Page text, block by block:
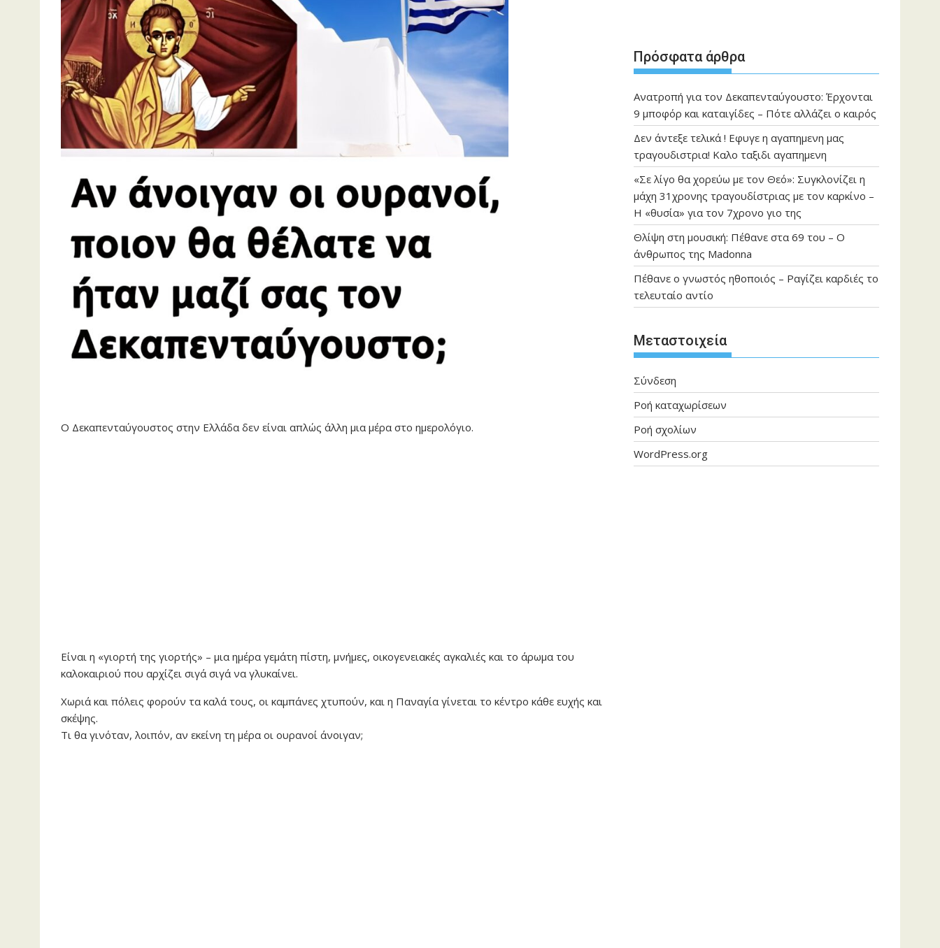
Ο Δεκαπενταύγουστος στην Ελλάδα δεν είναι απλώς άλλη μια μέρα στο ημερολόγιο.
Είναι η «γιορτή της γιορτής» – μια ημέρα γεμάτη πίστη, μνήμες, οικογενειακές αγκαλιές και το άρωμα του
καλοκαιριού που αρχίζει σιγά σιγά να γλυκαίνει.
Χωριά και πόλεις φορούν τα καλά τους, οι καμπάνες χτυπούν, και η Παναγία γίνεται το κέντρο κάθε ευχής και
σκέψης.
Τι θα γινόταν, λοιπόν, αν εκείνη τη μέρα οι ουρανοί άνοιγαν;
Πρόσφατα άρθρα
Ανατροπή για τον Δεκαπενταύγουστο: Έρχονται
9 μποφόρ και καταιγίδες – Πότε αλλάζει ο καιρός
Δεν άντεξε τελικά ! Εφυγε η αγαπημενη μας
τραγουδιστρια! Καλο ταξιδι αγαπημενη
«Σε λίγο θα χορεύω με τον Θεό»: Συγκλονίζει η
μάχη 31χρονης τραγουδίστριας με τον καρκίνο –
Η «θυσία» για τον 7χρονο γιο της
Θλίψη στη μουσική: Πέθανε στα 69 του – Ο
άνθρωπος της Madonna
Πέθανε ο γνωστός ηθοποιός – Ραγίζει καρδιές το
τελευταίο αντίο
Μεταστοιχεία
Σύνδεση
Ροή καταχωρίσεων
Ροή σχολίων
WordPress.org